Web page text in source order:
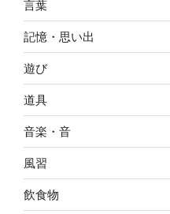
言葉
記憶・思い出
遊び
道具
音楽・音
風習
飲食物